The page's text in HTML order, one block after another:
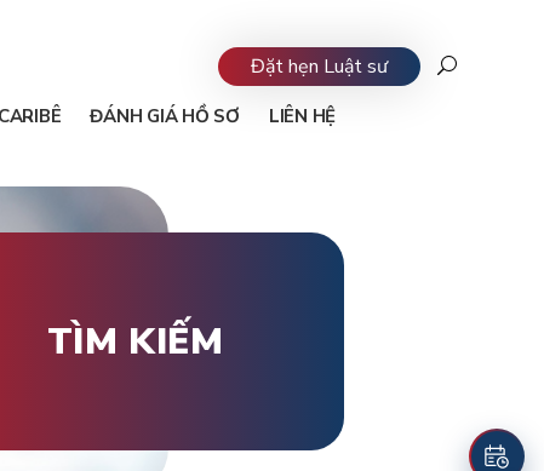
ĐÁNH GIÁ HỒ SƠ LIÊN HỆ
Đặt hẹn Luật sư
TÌM KIẾM